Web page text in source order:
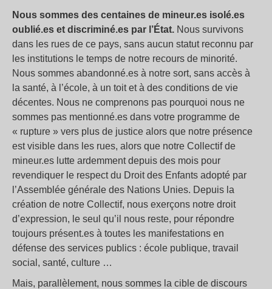
Nous sommes des centaines de mineur.es isolé.es
oublié.es et discriminé.es par l’État. Nous survivons
dans les rues de ce pays, sans aucun statut reconnu par
les institutions le temps de notre recours de minorité.
Nous sommes abandonné.es à notre sort, sans accès à
la santé, à l’école, à un toit et à des conditions de vie
décentes. Nous ne comprenons pas pourquoi nous ne
sommes pas mentionné.es dans votre programme de
« rupture » vers plus de justice alors que notre présence
est visible dans les rues, alors que notre Collectif de
mineur.es lutte ardemment depuis des mois pour
revendiquer le respect du Droit des Enfants adopté par
l’Assemblée générale des Nations Unies. Depuis la
création de notre Collectif, nous exerçons notre droit
d’expression, le seul qu’il nous reste, pour répondre
toujours présent.es à toutes les manifestations en
défense des services publics : école publique, travail
social, santé, culture …
Mais, parallèlement, nous sommes la cible de discours